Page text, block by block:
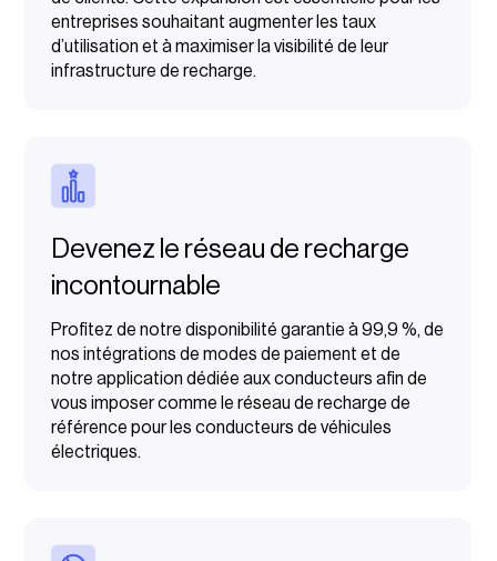
entreprises souhaitant augmenter les taux
d’utilisation et à maximiser la visibilité de leur
infrastructure de recharge.
Devenez le réseau de recharge
incontournable
Profitez de notre disponibilité garantie à 99,9 %, de
nos intégrations de modes de paiement et de
notre application dédiée aux conducteurs afin de
vous imposer comme le réseau de recharge de
référence pour les conducteurs de véhicules
électriques.